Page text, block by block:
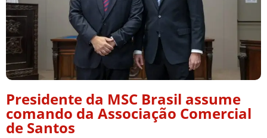
Presidente da MSC Brasil assume
comando da Associação Comercial
de Santos